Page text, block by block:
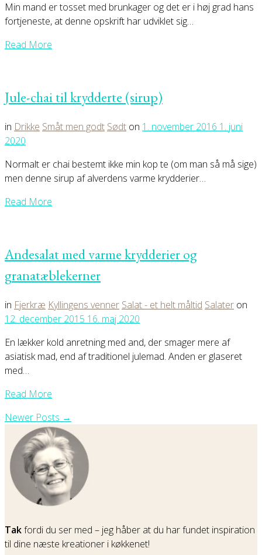
Min mand er tosset med brunkager og det er i høj grad hans
fortjeneste, at denne opskrift har udviklet sig…
Read More
Jule-chai til krydderte (sirup)
in Drikke Småt men godt Sødt on 1. november 2016 1. juni
2020
Normalt er chai bestemt ikke min kop te (om man så må sige)
men denne sirup af alverdens varme krydderier…
Read More
Andesalat med varme krydderier og
granatæblekerner
in Fjerkræ Kyllingens venner Salat - et helt måltid Salater on
12. december 2015 16. maj 2020
En lækker kold anretning med and, der smager mere af
asiatisk mad, end af traditionel julemad. Anden er glaseret
med…
Read More
Newer Posts →
Takfordi du ser med – jeg håber at du har fundet inspiration
til dine næste kreationer i køkkenet!